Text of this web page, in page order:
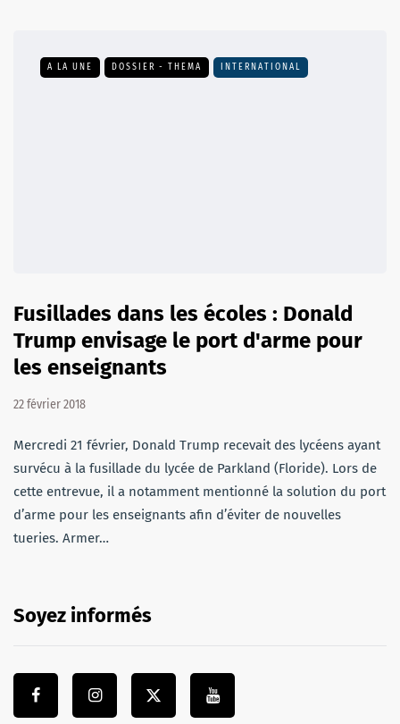
A LA UNE DOSSIER - THEMA INTERNATIONAL
Fusillades dans les écoles : Donald
Trump envisage le port d'arme pour
les enseignants
22 février 2018
Mercredi 21 février, Donald Trump recevait des lycéens ayant
survécu à la fusillade du lycée de Parkland (Floride). Lors de
cette entrevue, il a notamment mentionné la solution du port
d’arme pour les enseignants afin d’éviter de nouvelles
tueries. Armer…
Soyez informés